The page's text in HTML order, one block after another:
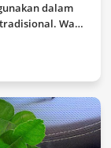
dalam
Wa…